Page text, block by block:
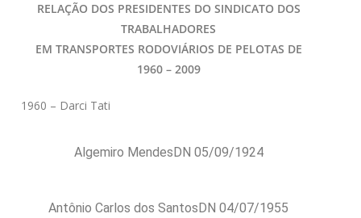
RELAÇÃO DOS PRESIDENTES DO SINDICATO DOS
TRABALHADORES
EM TRANSPORTES RODOVIÁRIOS DE PELOTAS DE
1960 – 2009
1960 – Darci Tati
Algemiro MendesDN 05/09/1924
Antônio Carlos dos SantosDN 04/07/1955